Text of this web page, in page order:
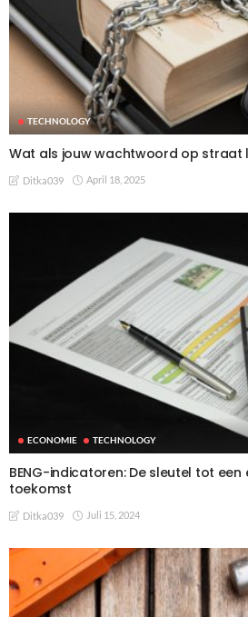
TECHNOLOGY
Wat als jouw wachtwoord op straat
Ditka039 April 18, 2025
ECONOMIE TECHNOLOGY
BENG-indicatoren: De sleutel tot een
toekomst
Ditka039 Juli 15, 2024